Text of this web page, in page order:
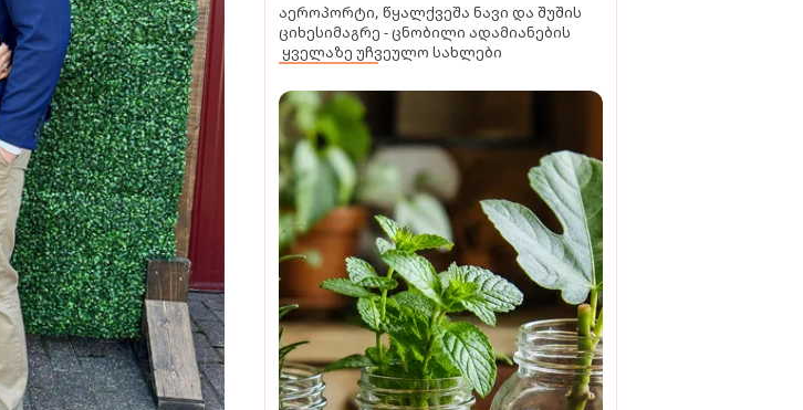
აეროპორტი, წყალქვეშა ნავი და შუშის
ციხესიმაგრე - ცნობილი ადამიანების
ყველაზე უჩვეულო სახლები